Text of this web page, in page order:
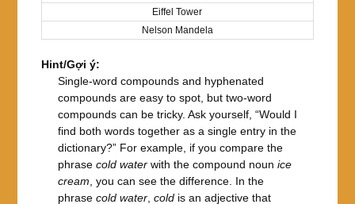
Eiffel Tower
Nelson Mandela
Hint/Gợi ý:
Single-word compounds and hyphenated
compounds are easy to spot, but two-word
compounds can be tricky. Ask yourself, “Would I
find both words together as a single entry in the
dictionary?” For example, if you compare the
phrase cold waterwith the compound noun ice
cream , you can see the difference. In the
phrase cold water, coldis an adjective that